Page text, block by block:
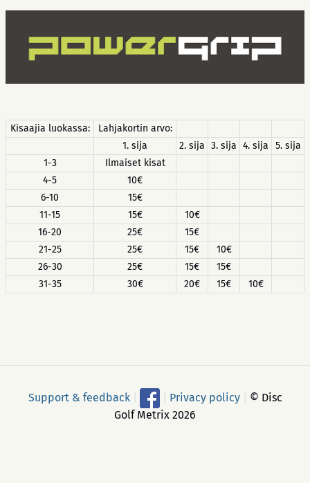
Kisaajia luokassa:
Lahjakortin arvo:
1. sija
2. sija 3. sija 4. sija
5. sija
1-3
Ilmaiset kisat
4-5
10€
6-10
15€
11-15
15€
10€
16-20
25€
15€
21-25
25€ 15€
10€
26-30
25€ 15€
15€
31-35
30€ 20€ 15€ 10€
Support & feedback Privacy policy
© Disc
Golf Metrix 2026